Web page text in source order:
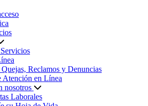
Reclamos y Denuncias
Atención en Línea
nosotros
Laborales